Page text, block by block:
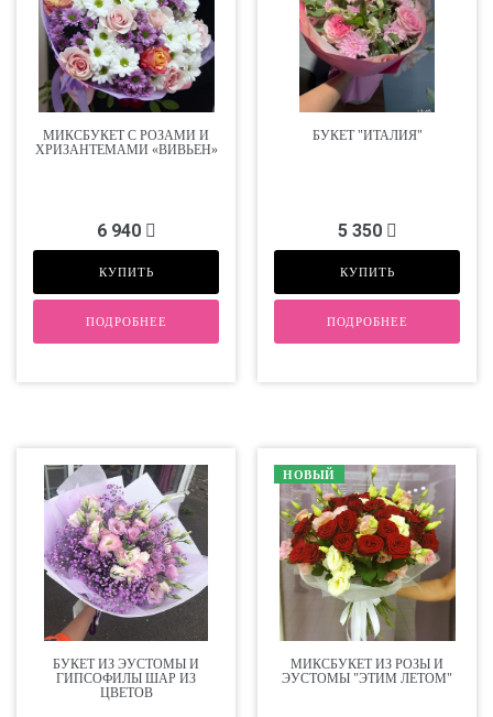
МИКСБУКЕТ С РОЗАМИ И
ХРИЗАНТЕМАМИ «ВИВЬЕН»
6 940
КУПИТЬ
ПОДРОБНЕЕ
БУКЕТ "ИТАЛИЯ"
5 350
КУПИТЬ
ПОДРОБНЕЕ
БУКЕТ ИЗ ЭУСТОМЫ И
ГИПСОФИЛЫ ШАР ИЗ
ЦВЕТОВ
НОВЫЙ
МИКСБУКЕТ ИЗ РОЗЫ И
ЭУСТОМЫ "ЭТИМ ЛЕТОМ"